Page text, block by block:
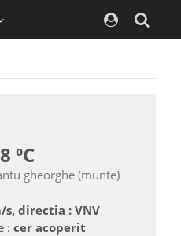
ºC
gheorghe (munte)
s, directia : VNV
: cer acoperit